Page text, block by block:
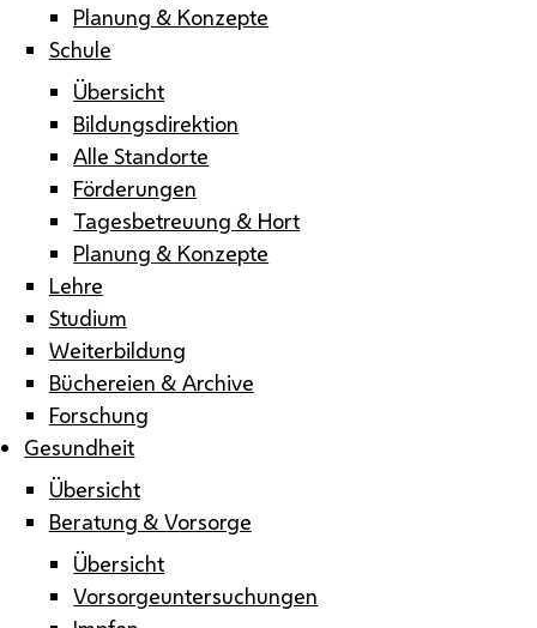
Planung & Konzepte
Schule
Übersicht
Bildungsdirektion
Alle Standorte
Förderungen
Tagesbetreuung & Hort
Planung & Konzepte
Lehre
Studium
Weiterbildung
Büchereien & Archive
Forschung
Gesundheit
Übersicht
Beratung & Vorsorge
Übersicht
Vorsorgeuntersuchungen